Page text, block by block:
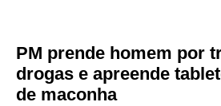
PM prende homem por
drogas e apreende
de maconha